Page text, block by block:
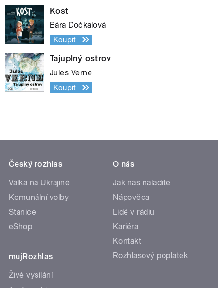
Kost
Bára Dočkalová
Koupit
Tajuplný ostrov
Jules Verne
Koupit
Český rozhlas
Válka na Ukrajině
Komunální volby
Stanice
eShop
mujRozhlas
Živé vysílání
O nás
Jak nás naladíte
Nápověda
Lidé v rádiu
Kariéra
Kontakt
Rozhlasový poplatek